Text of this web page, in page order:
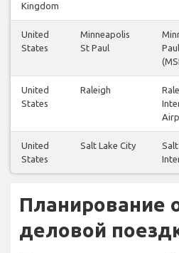
Kingdom
United
States
Minneapolis
St Paul
United
States
Raleigh
United
States
Salt Lake City
Планирование
деловой